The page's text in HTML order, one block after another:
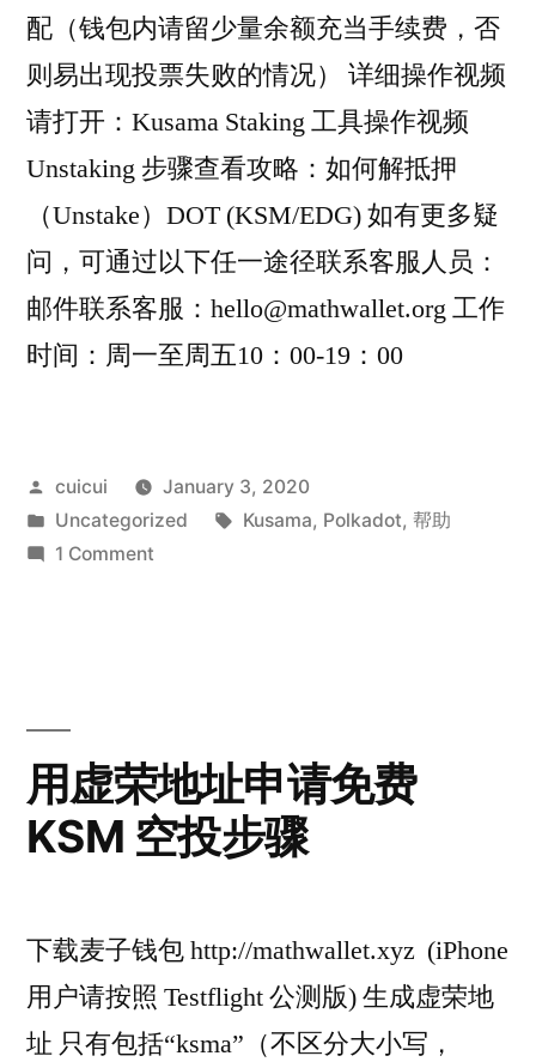
配（钱包内请留少量余额充当手续费，否
则易出现投票失败的情况） 详细操作视频
请打开：Kusama Staking 工具操作视频
Unstaking 步骤查看攻略：如何解抵押
（Unstake）DOT (KSM/EDG) 如有更多疑
问，可通过以下任一途径联系客服人员：
邮件联系客服：hello@mathwallet.org 工作
时间：周一至周五10：00-19：00
Posted
by
cuicui
January 3, 2020
Posted
in
Uncategorized Tags:
Kusama, Polkadot, 帮助
1 Commenton
工
具
用虚荣地址申请免费
KSM 空投步骤
下载麦子钱包 http://mathwallet.xyz (iPhone
用户请按照 Testflight 公测版) 生成虚荣地
址 只有包括“ksma”（不区分大小写，